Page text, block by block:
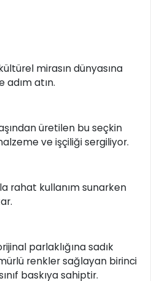
mirasın dünyasına
adım atın.
üretilen bu seçkin
ve işçiliği sergiliyor.
rahat kullanım sunarken
parlaklığına sadık
renkler sağlayan birinci
baskıya sahiptir.